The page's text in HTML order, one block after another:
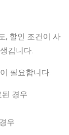
, 할인 조건이 사
깁니다.
필요합니다.
경우
우